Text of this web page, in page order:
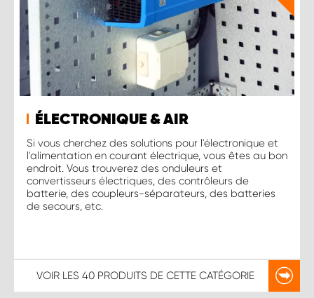
ÉLECTRONIQUE & AIR
Si vous cherchez des solutions pour l'électronique et
l'alimentation en courant électrique, vous êtes au bon
endroit. Vous trouverez des onduleurs et
convertisseurs électriques, des contrôleurs de
batterie, des coupleurs-séparateurs, des batteries
de secours, etc.
VOIR LES 40 PRODUITS DE CETTE CATÉGORIE